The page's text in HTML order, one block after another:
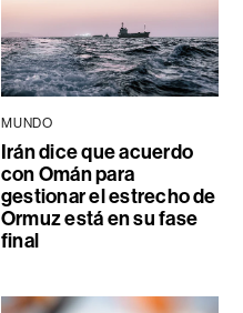
MUNDO
Irán dice que acuerdo
con Omán para
gestionar el estrecho de
Ormuz está en su fase
final